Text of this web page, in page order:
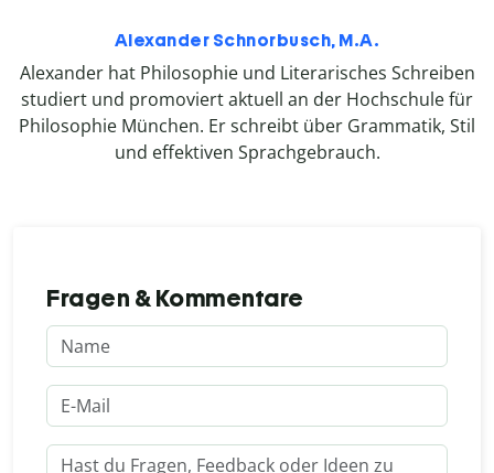
Alexander Schnorbusch, M.A.
Alexander hat Philosophie und Literarisches Schreiben
studiert und promoviert aktuell an der Hochschule für
Philosophie München. Er schreibt über Grammatik, Stil
und effektiven Sprachgebrauch.
Fragen & Kommentare